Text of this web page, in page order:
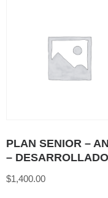
PLAN SENIOR –
–
$1,400.00